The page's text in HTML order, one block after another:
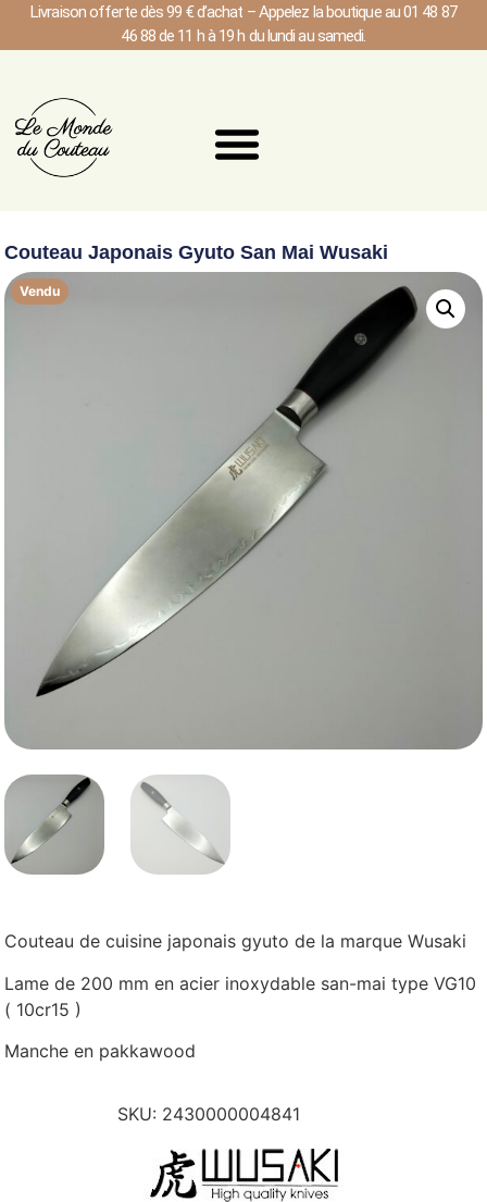
Livraison offerte dès 99 € d’achat – Appelez la boutique au 01 48 87
46 88 de 11 h à 19 h du lundi au samedi.
Couteau Japonais Gyuto San Mai Wusaki
Vendu
Couteau de cuisine japonais gyuto de la marque Wusaki
Lame de 200 mm en acier inoxydable san-mai type VG10
( 10cr15 )
Manche en pakkawood
SKU: 2430000004841